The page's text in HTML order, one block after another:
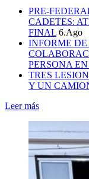
PRE-
CADETES:
FINAL 6.Ago
INFORME
PERSONA
TRES
Y UN
Leer más